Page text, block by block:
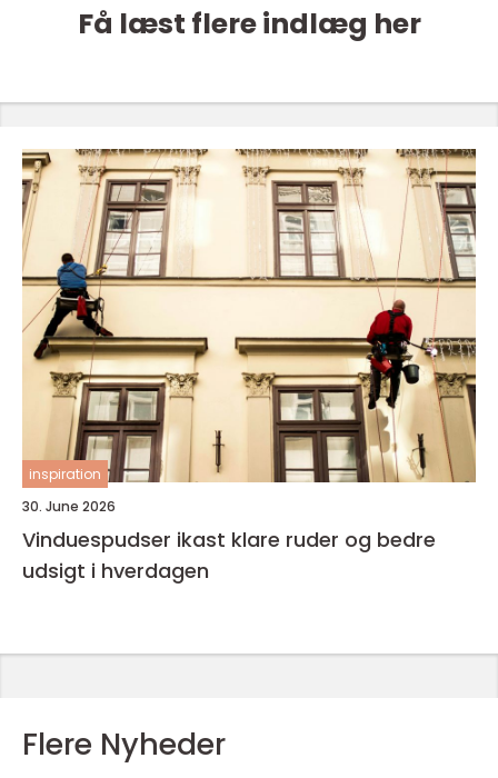
Få læst flere indlæg her
inspiration
30. June 2026
Vinduespudser ikast klare ruder og bedre
udsigt i hverdagen
Flere Nyheder